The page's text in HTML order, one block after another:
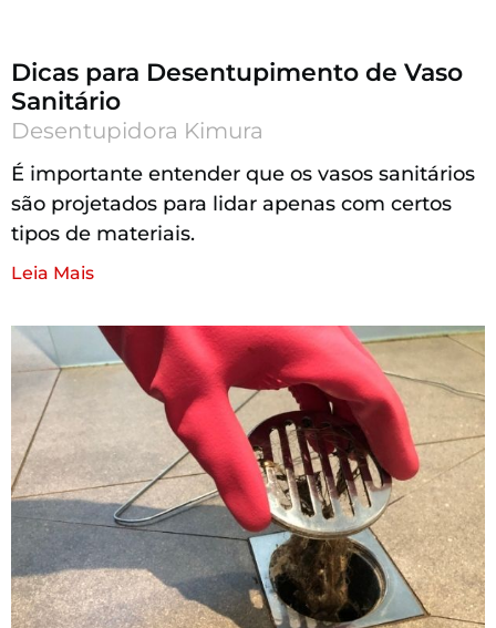
Dicas para Desentupimento de Vaso
Sanitário
Desentupidora Kimura
É importante entender que os vasos sanitários
são projetados para lidar apenas com certos
tipos de materiais.
Leia Mais